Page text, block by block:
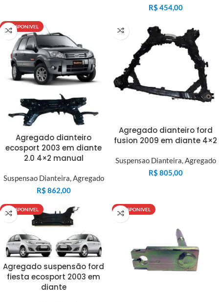
R$ 454,00
INDISPONIVEL
Agregado dianteiro
ecosport 2003 em diante
2.0 4×2 manual
Suspensao Dianteira,Agregado
R$ 862,00
Agregado dianteiro ford
fusion 2009 em diante 4×2
Suspensao Dianteira,Agregado
R$ 805,00
INDISPONIVEL
Agregado suspensão ford
fiesta ecosport 2003 em
diante
INDISPONIVEL